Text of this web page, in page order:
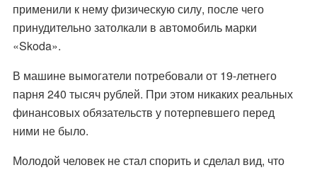
применили к нему физическую силу, после чего
принудительно затолкали в автомобиль марки
«Skoda».
В машине вымогатели потребовали от 19-летнего
парня 240 тысяч рублей. При этом никаких реальных
финансовых обязательств у потерпевшего перед
ними не было.
Молодой человек не стал спорить и сделал вид, что